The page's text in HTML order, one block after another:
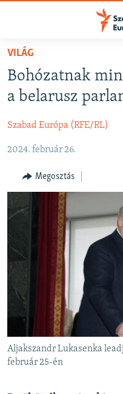
Akadálymentes
Ugrás
fő
oldalra
Ugrás
NAPIRENDEN
AKTUÁLIS
VIDEÓK
ELEMZŐ
NER15
SZABADON
TÁRSADALOM
DEMOKRÁCIA
A PÉNZ NYOMÁBAN
EURÓPAI UNIÓ
VILÁG
KLÍMAVÁLTOZÁS
A MÚLT TANULSÁGAI
VILÁG
Bohózatnak
a belarusz
Szabad Európa (RFE/RL)
2024. február 26.
Megosztás
Aljakszandr Lukasenka
február 25-én